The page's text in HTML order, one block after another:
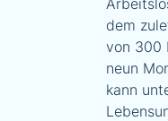
dem
von 300
neun
kann